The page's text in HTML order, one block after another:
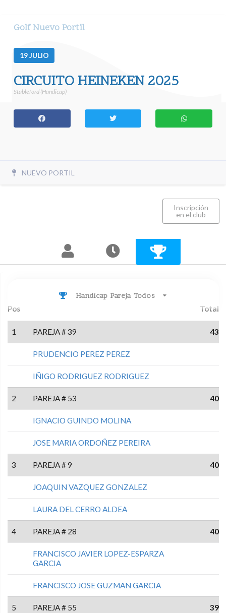
Golf Nuevo Portil
19JULIO
CIRCUITO HEINEKEN 2025
Stableford (Handicap)
NUEVO PORTIL
Inscripción
en el club
Handicap Pareja Todos
Pos Total
1 PAREJA # 39 43
PRUDENCIO PEREZ PEREZ
IÑIGO RODRIGUEZ RODRIGUEZ
2 PAREJA # 53 40
IGNACIO GUINDO MOLINA
JOSE MARIA ORDOÑEZ PEREIRA
3 PAREJA # 9 40
JOAQUIN VAZQUEZ GONZALEZ
LAURA DEL CERRO ALDEA
4 PAREJA # 28 40
FRANCISCO JAVIER LOPEZ-ESPARZA
GARCIA
FRANCISCO JOSE GUZMAN GARCIA
5 PAREJA # 55 39